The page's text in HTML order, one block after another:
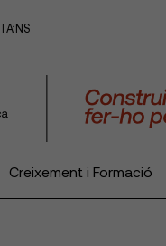
Creixement i Formació